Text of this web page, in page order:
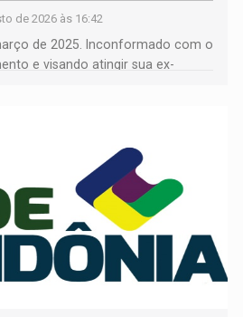
de 2026 às 16:42
de 2025. Inconformado com o
e visando atingir sua ex-